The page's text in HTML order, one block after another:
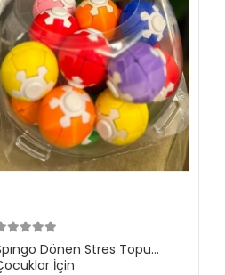
Dönen Stres Topu
İçin